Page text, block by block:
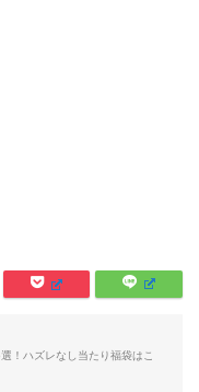
！ハズレなし当たり福袋はこ